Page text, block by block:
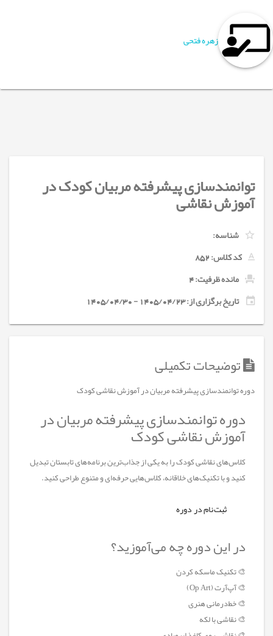
زهره فتحی
توانمندسازی پیشرفته مربیان کودک در
آموزش نقاشی
شناسه:
کد کلاس:852
مانده ظرفیت: 4
تاریخ برگزاری از: 1405/04/23 - 1405/04/30
توضیحات تکمیلی
دوره توانمندسازی پیشرفته مربیان در آموزش نقاشی کودک
دوره توانمندسازی پیشرفته مربیان در
آموزش نقاشی کودک
کلاس‌های نقاشی کودک را به یکی از جذاب‌ترین برنامه‌های تابستان تبدیل
کنید و با تکنیک‌های خلاقانه، کلاس‌هایی حرفه‌ای و متنوع طراحی کنید.
ثبت‌نام در دوره
در این دوره چه می‌آموزید؟
🎨 تکنیک ماسکه کردن
🎨 آپ‌آرت (Op Art)
🎨 خط‌درمانی هنری
🎨 نقاشی با لکه